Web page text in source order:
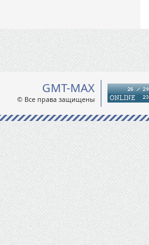
GMT-MAX
© Все права защищены